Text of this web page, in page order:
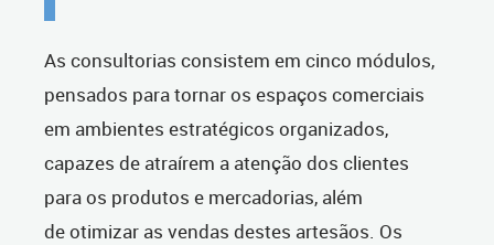
As consultorias consistem em cinco módulos,
pensados para tornar os espaços comerciais
em ambientes estratégicos organizados,
capazes de atraírem a atenção dos clientes
para os produtos e mercadorias, além
de otimizar as vendas destes artesãos. Os